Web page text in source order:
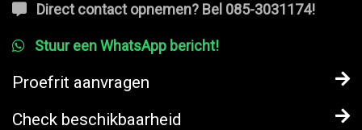
Direct contact opnemen? Bel 085-3031174!
Stuur een WhatsApp bericht!
Proefrit aanvragen
Check beschikbaarheid